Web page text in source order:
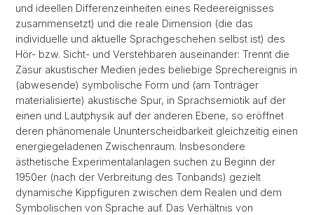
und ideellen Differenzeinheiten eines Redeereignisses
zusammensetzt) und die reale Dimension (die das
individuelle und aktuelle Sprachgeschehen selbst ist) des
Hör- bzw. Sicht- und Verstehbaren auseinander: Trennt die
Zäsur akustischer Medien jedes beliebige Sprechereignis in
(abwesende) symbolische Form und (am Tonträger
materialisierte) akustische Spur, in Sprachsemiotik auf der
einen und Lautphysik auf der anderen Ebene, so eröffnet
deren phänomenale Ununterscheidbarkeit gleichzeitig einen
energiegeladenen Zwischenraum. Insbesondere
ästhetische Experimentalanlagen suchen zu Beginn der
1950er (nach der Verbreitung des Tonbands) gezielt
dynamische Kippfiguren zwischen dem Realen und dem
Symbolischen von Sprache auf. Das Verhältnis von